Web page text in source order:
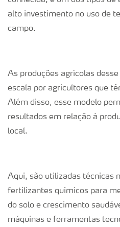
alto investimento no uso de
campo.
As produções agrícolas
escala por agricultores que
Além disso, esse modelo
resultados em relação à
local.
Aqui, são utilizadas técnicas
fertilizantes químicos para
do solo e crescimento
máquinas e ferramentas